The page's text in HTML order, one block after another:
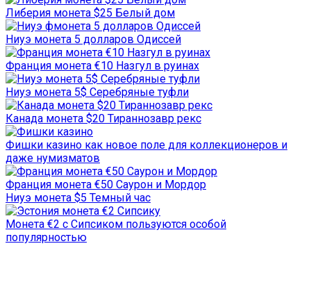
Либерия монета $25 Белый дом
Ниуэ монета 5 долларов Одиссей
Франция монета €10 Назгул в руинах
Ниуэ монета 5$ Серебряные туфли
Канада монета $20 Тираннозавр рекс
Фишки казино как новое поле для коллекционеров и
даже нумизматов
Франция монета €50 Саурон и Мордор
Ниуэ монета $5 Темный час
Монета €2 с Сипсиком пользуются особой
популярностью